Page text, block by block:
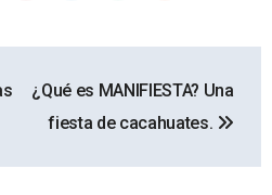
¿Qué es MANIFIESTA? Una
fiesta de cacahuates.